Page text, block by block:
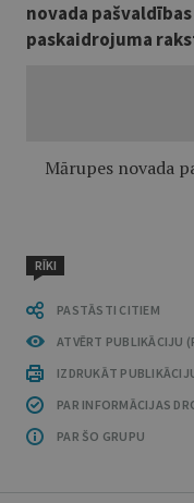
novada
paskaidrojuma
Mārupes novada
RĪKI
PASTĀSTI CITIEM
ATVĒRT PUBLIKĀCIJU
IZDRUKĀT
PAR INFORMĀCIJAS
PAR ŠO GRUPU